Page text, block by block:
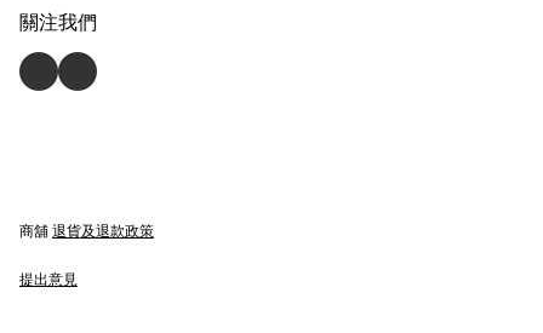
關注我們
商舖 退貨及退款政策
提出意見